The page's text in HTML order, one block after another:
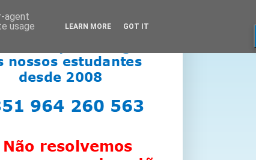
agent
usage
LEARN MORE GOT IT